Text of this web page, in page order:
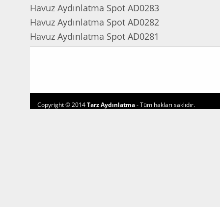
Havuz Aydınlatma Spot AD0283
Havuz Aydınlatma Spot AD0282
Havuz Aydınlatma Spot AD0281
Copyright © 2014Tarz Aydınlatma- Tüm hakları saklıdır.